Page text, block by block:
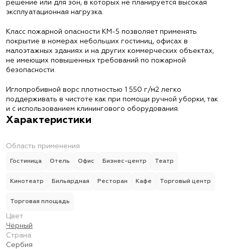
решение или для зон, в которых не планируется высокая
эксплуатационная нагрузка.
Класс пожарной опасности КМ-5 позволяет применять
покрытие в номерах небольших гостиниц, офисах в
малоэтажных зданиях и на других коммерческих объектах,
не имеющих повышенных требований по пожарной
безопасности.
Иглопробивной ворс плотностью 1 550 г/м2 легко
поддерживать в чистоте как при помощи ручной уборки, так
и с использованием клинингового оборудования.
Характеристики
Область применения
Гостиница Отель Офис Бизнес-центр Театр
Кинотеатр Бильярдная Ресторан Кафе Торговый центр
Торговая площадь
Цвет
Чёрный
Страна
Сербия